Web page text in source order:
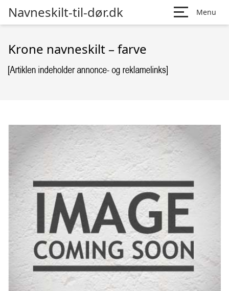
Navneskilt-til-dør.dk Menu
Krone navneskilt – farve